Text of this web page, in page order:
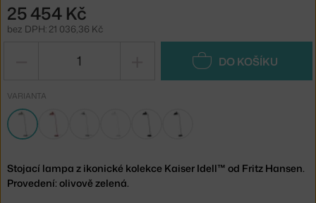
25 454 Kč
bez DPH: 21 036,36 Kč
DO KOŠÍKU
VARIANTA
Stojací lampa z ikonické kolekce Kaiser Idell™ od Fritz Hansen.
Provedení: olivově zelená.